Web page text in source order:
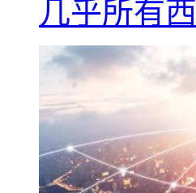
几乎所有